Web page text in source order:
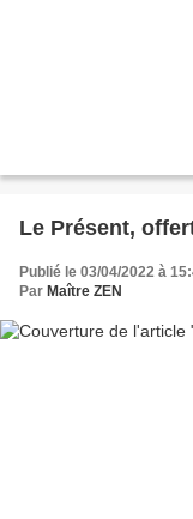
Le Présent,
Publié le 03/04/2022 à
Par Maître ZEN